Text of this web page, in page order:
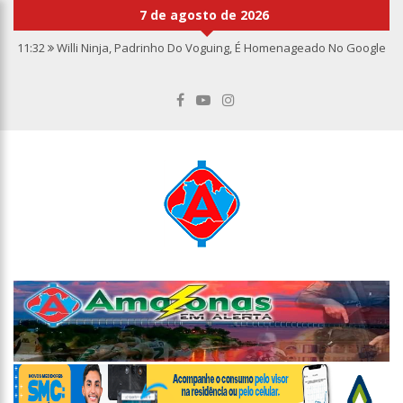
7 de agosto de 2026
11:32 Willi Ninja, Padrinho Do Voguing, É Homenageado No Google
recuar
Linhas telefônicas do CCC seguem inoperantes em razão de
falha complexa na Oi
Quarteto é preso por furto de transformador de poste em
Manaus
Dudu Camargo foi demitido do SBT após defecar no chão do
10:22 El Niño começa antes do esperado e climatologistas veem
chance de um “super El Niño”
13:09 Ipem-AM flagra irregularidades na pesagem de produtos e
notifica supermercado em Manaus
13:05 Mãe e padrasto são presos suspeitos de estupr4r criança de
cinco anos, em Parintins